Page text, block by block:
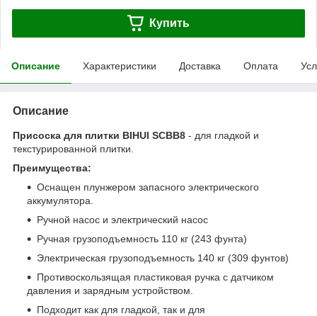
Купить
Описание Характеристики Доставка Оплата
Описание
Присоска для плитки BIHUI SCBB8 - для гладкой и
текстурированной плитки.
Преимущества:
Оснащен плунжером запасного электрического
аккумулятора.
Ручной насос и электрический насос
Ручная грузоподъемность 110 кг (243 фунта)
Электрическая грузоподъемность 140 кг (309 фунтов)
Противоскользящая пластиковая ручка с датчиком
давления и зарядным устройством.
Подходит как для гладкой, так и для